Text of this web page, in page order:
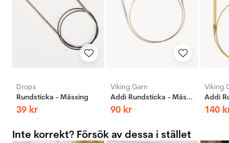
Drops
Rundsticka - Mässing
39 kr
Viking Garn
Addi Rundsticka - Mässing
90 kr
Viking
140
Inte korrekt? Försök av dessa i stället